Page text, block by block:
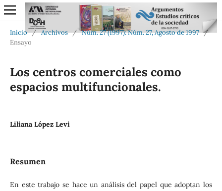
Inicio / Archivos / Núm. 27 (1997): Núm. 27, Agosto de 1997 /
Ensayo
Los centros comerciales como
espacios multifuncionales.
Liliana López Levi
Resumen
En este trabajo se hace un análisis del papel que adoptan los